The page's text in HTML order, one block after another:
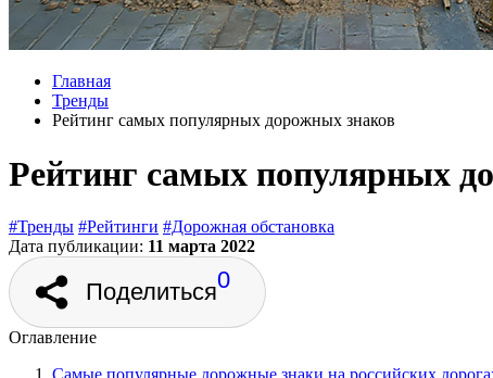
Главная
Тренды
Рейтинг самых популярных дорожных знаков
Рейтинг самых популярных
#Тренды #Рейтинги #Дорожная обстановка
Дата публикации: 11 марта 2022
Поделиться0
Оглавление